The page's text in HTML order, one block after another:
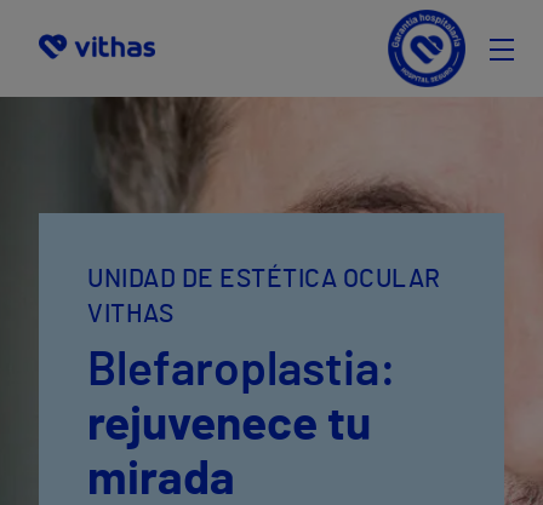
Preguntas frecuentes
Pide citaUNIDAD DE ESTÉTICA OCULAR
VITHAS
Blefaroplastia:
rejuvenece tu
mirada